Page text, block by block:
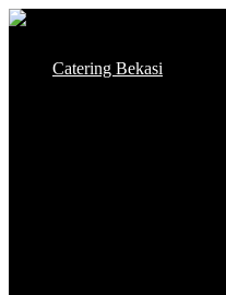
Skip
content
Catering Bekasi